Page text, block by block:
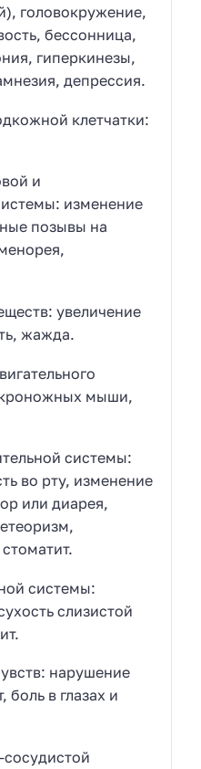
головокружение,
бессонница,
гиперкинезы,
депрессия.
клетчатки:
и
изменение
позывы на
увеличение
жажда.
мыши,
системы:
во рту, изменение
или диарея,
системы:
слизистой
нарушение
боль в глазах и